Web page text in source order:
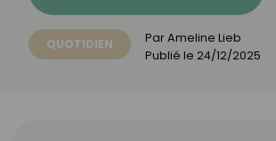
QUOTIDIEN ParAmeline Lieb
Publié le 24/12/2025